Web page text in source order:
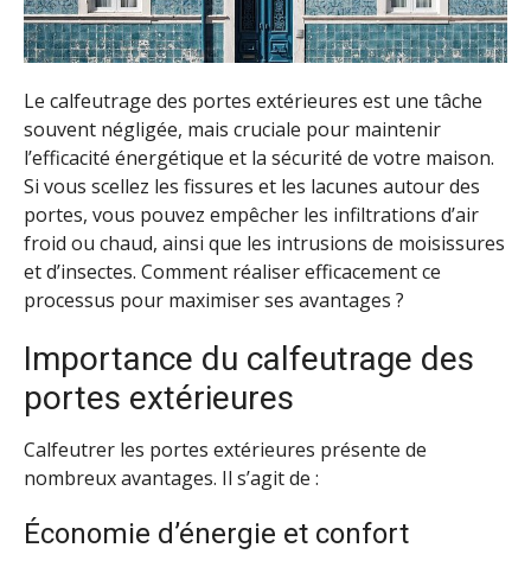
Le calfeutrage des portes extérieures est une tâche
souvent négligée, mais cruciale pour maintenir
l’efficacité énergétique et la sécurité de votre maison.
Si vous scellez les fissures et les lacunes autour des
portes, vous pouvez empêcher les infiltrations d’air
froid ou chaud, ainsi que les intrusions de moisissures
et d’insectes. Comment réaliser efficacement ce
processus pour maximiser ses avantages ?
Importance du calfeutrage des
portes extérieures
Calfeutrer les portes extérieures présente de
nombreux avantages. Il s’agit de :
Économie d’énergie et confort